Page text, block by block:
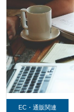
EC・通販関連